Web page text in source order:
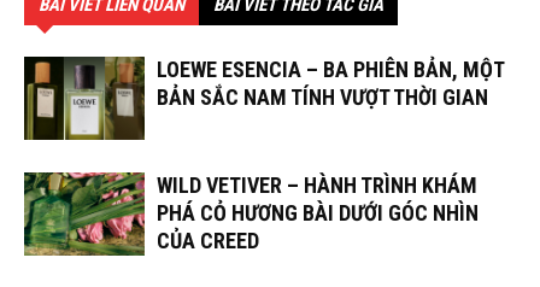
BÀI VIẾT LIÊN QUAN BÀI VIẾT THEO TÁC GIẢ
LOEWE ESENCIA – BA PHIÊN BẢN, MỘT
BẢN SẮC NAM TÍNH VƯỢT THỜI GIAN
WILD VETIVER – HÀNH TRÌNH KHÁM
PHÁ CỎ HƯƠNG BÀI DƯỚI GÓC NHÌN
CỦA CREED